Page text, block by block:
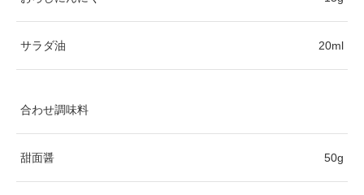
サラダ油 20ml
合わせ調味料
甜面醤 50g